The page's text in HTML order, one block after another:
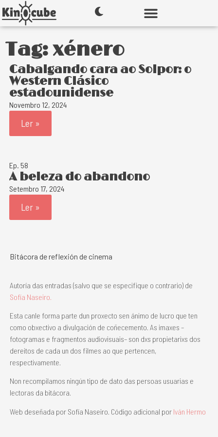
Tag: xénero
Cabalgando cara ao Solpor: o
Western Clásico
estadounidense
Novembro 12, 2024
Ler »
Ep. 58
A beleza do abandono
Setembro 17, 2024
Ler »
Bitácora de reflexión de cinema
Autoría das entradas (salvo que se especifique o contrario) de
Sofía Naseiro.
Esta canle forma parte dun proxecto sen ánimo de lucro que ten
como obxectivo a divulgación de coñecemento. As imaxes –
fotogramas e fragmentos audiovisuais– son dxs propietarixs dos
dereitos de cada un dos filmes ao que pertencen,
respectivamente.
Non recompilamos ningún tipo de dato das persoas usuarias e
lectoras da bitácora.
Web deseñada por Sofía Naseiro. Código adicional por Iván Hermo